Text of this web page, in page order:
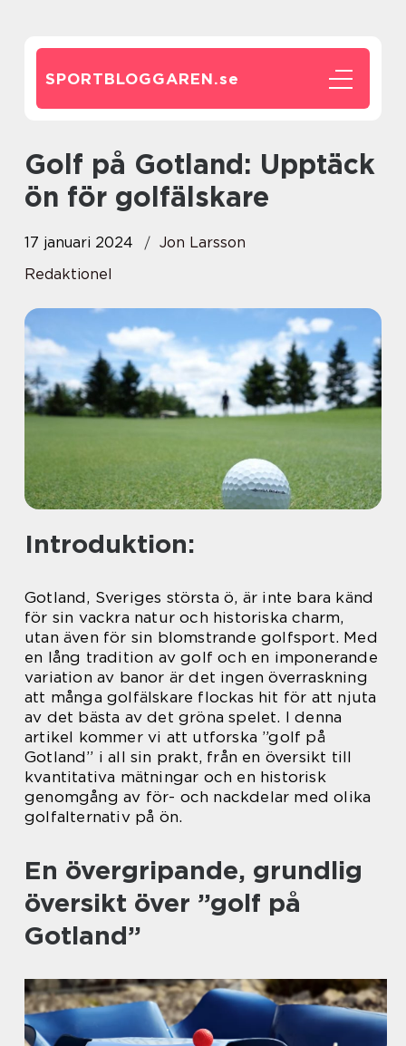
SPORTBLOGGAREN.se
Golf på Gotland: Upptäck
ön för golfälskare
17 januari 2024
Jon Larsson
Redaktionel
Introduktion:
Gotland, Sveriges största ö, är inte bara känd
för sin vackra natur och historiska charm,
utan även för sin blomstrande golfsport. Med
en lång tradition av golf och en imponerande
variation av banor är det ingen överraskning
att många golfälskare flockas hit för att njuta
av det bästa av det gröna spelet. I denna
artikel kommer vi att utforska ”golf på
Gotland” i all sin prakt, från en översikt till
kvantitativa mätningar och en historisk
genomgång av för- och nackdelar med olika
golfalternativ på ön.
En övergripande, grundlig
översikt över ”golf på
Gotland”